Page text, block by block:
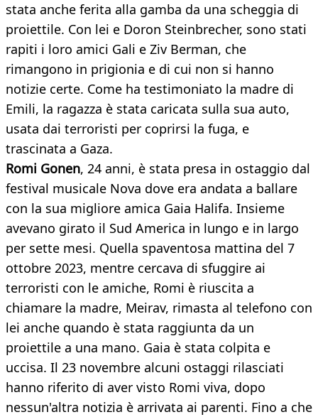
stata anche ferita alla gamba da una scheggia di
proiettile. Con lei e Doron Steinbrecher, sono stati
rapiti i loro amici Gali e Ziv Berman, che
rimangono in prigionia e di cui non si hanno
notizie certe. Come ha testimoniato la madre di
Emili, la ragazza è stata caricata sulla sua auto,
usata dai terroristi per coprirsi la fuga, e
trascinata a Gaza.
Romi Gonen, 24 anni, è stata presa in ostaggio dal
festival musicale Nova dove era andata a ballare
con la sua migliore amica Gaia Halifa. Insieme
avevano girato il Sud America in lungo e in largo
per sette mesi. Quella spaventosa mattina del 7
ottobre 2023, mentre cercava di sfuggire ai
terroristi con le amiche, Romi è riuscita a
chiamare la madre, Meirav, rimasta al telefono con
lei anche quando è stata raggiunta da un
proiettile a una mano. Gaia è stata colpita e
uccisa. Il 23 novembre alcuni ostaggi rilasciati
hanno riferito di aver visto Romi viva, dopo
nessun'altra notizia è arrivata ai parenti. Fino a che